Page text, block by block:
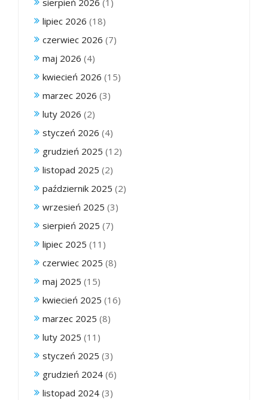
sierpień 2026 (1)
lipiec 2026 (18)
czerwiec 2026 (7)
maj 2026 (4)
kwiecień 2026 (15)
marzec 2026 (3)
luty 2026 (2)
styczeń 2026 (4)
grudzień 2025 (12)
listopad 2025 (2)
październik 2025 (2)
wrzesień 2025 (3)
sierpień 2025 (7)
lipiec 2025 (11)
czerwiec 2025 (8)
maj 2025 (15)
kwiecień 2025 (16)
marzec 2025 (8)
luty 2025 (11)
styczeń 2025 (3)
grudzień 2024 (6)
listopad 2024 (3)